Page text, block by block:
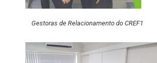
Gestoras de Relacionamento do CREF1